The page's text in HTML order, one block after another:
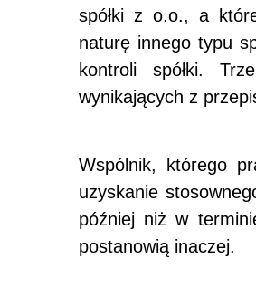
spółki z o.o., a
naturę innego typu
kontroli spółki.
wynikających z
Wspólnik, którego
uzyskanie
później niż w
postanowią inaczej.